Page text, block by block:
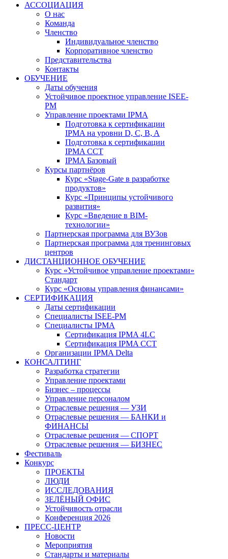
АССОЦИАЦИЯ
О нас
Команда
Членство
Индивидуальное членство
Корпоративное членство
Представительства
Контакты
ОБУЧЕНИЕ
Даты обучения
Устойчивое проектное управление ISEE-
PM
Управление проектами IPMA
Подготовка к сертификации
IPMA на уровни D, C, B, A
Подготовка к сертификации
IPMA CCT
IPMA Базовый
Курсы партнёров
Курс «Stage-Gate в разработке
продуктов»
Курс «Принципы устойчивого
развития»
Курс «Введение в BIM-
технологии»
Партнерская программа для ВУЗов
Партнерская программа для тренинговых
центров
ДИСТАНЦИОННОЕ ОБУЧЕНИЕ
Курс «Устойчивое управление проектами»
Стандарт
Курс «Основы управления финансами»
СЕРТИФИКАЦИЯ
Даты сертификации
Специалисты ISEE-PM
Специалисты IPMA
Сертификация IPMA 4LC
Сертификация IPMA CCT
Организации IPMA Delta
КОНСАЛТИНГ
Разработка стратегии
Управление проектами
Бизнес – процессы
Управление персоналом
Отраслевые решения — УЗИ
Отраслевые решения — БАНКИ и
ФИНАНСЫ
Отраслевые решения — СПОРТ
Отраслевые решения — БИЗНЕС
Фестиваль
Конкурс
ПРОЕКТЫ
ЛЮДИ
ИССЛЕДОВАНИЯ
ЗЕЛЁНЫЙ ОФИС
Устойчивость отрасли
Конференция 2026
ПРЕСС-ЦЕНТР
Новости
Мероприятия
Стандарты и материалы